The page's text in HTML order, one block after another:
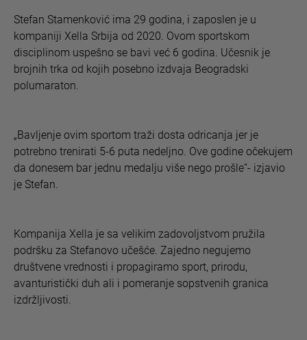
Stefan Stamenković ima 29 godina, i zaposlen je u
kompaniji Xella Srbija od 2020. Ovom sportskom
disciplinom uspešno se bavi već 6 godina. Učesnik je
brojnih trka od kojih posebno izdvaja Beogradski
polumaraton.
„Bavljenje ovim sportom traži dosta odricanja jer je
potrebno trenirati 5-6 puta nedeljno. Ove godine očekujem
da donesem bar jednu medalju više nego prošle“- izjavio
je Stefan.
Kompanija Xella je sa velikim zadovoljstvom pružila
podršku za Stefanovo učešće. Zajedno negujemo
društvene vrednosti i propagiramo sport, prirodu,
avanturistički duh ali i pomeranje sopstvenih granica
izdržljivosti.